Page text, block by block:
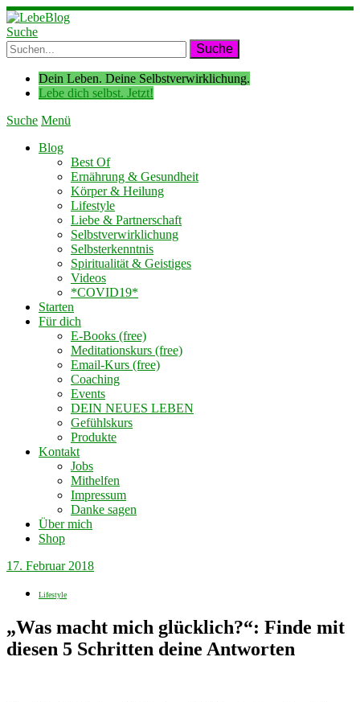
Suche
Dein Leben. Deine Selbstverwirklichung.
Lebe dich selbst. Jetzt!
Suche Menü
Blog
Best Of
Ernährung & Gesundheit
Körper & Heilung
Lifestyle
Liebe & Partnerschaft
Selbstverwirklichung
Selbsterkenntnis
Spiritualität & Geistiges
Videos
*COVID19*
Starten
Für dich
E-Books (free)
Meditationskurs (free)
Email-Kurs (free)
Coaching
Events
DEIN NEUES LEBEN
Gefühlskurs
Produkte
Kontakt
Jobs
Mithelfen
Impressum
Danke sagen
Über mich
Shop
17. Februar 2018
Lifestyle
„Was macht mich glücklich?“: Finde mit
diesen 5 Schritten deine Antworten